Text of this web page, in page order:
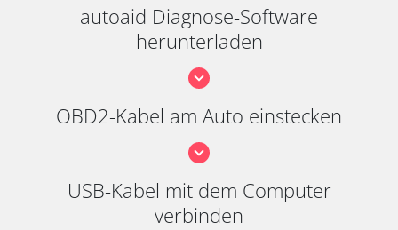
autoaid Diagnose-Software
herunterladen
OBD2-Kabel am Auto einstecken
USB-Kabel mit dem Computer
verbinden